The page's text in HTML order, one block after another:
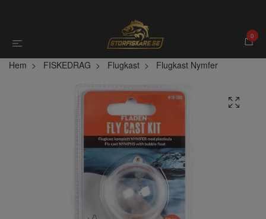
0
Hem FISKEDRAG Flugkast Flugkast Nymfer